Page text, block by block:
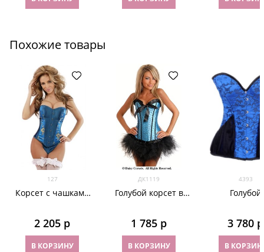
Похожие товары
127
Корсет с чашками
2 205 р
В КОРЗИНУ
ДК1119
Голубой корсет в
широкими рюшами
1 785 р
В КОРЗИНУ
4393
Голубой
3 780 р
В